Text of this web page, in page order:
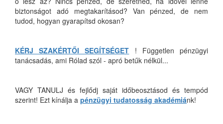
biztonságot adó megtakarításod? Van pénzed, de nem
tudod, hogyan gyarapítsd okosan?
KÉRJ SZAKÉRTŐI SEGÍTSÉGET ! Független pénzügyi
tanácsadás, ami Rólad szól - apró betűk nélkül...
VAGY TANULJ és fejlődj saját időbeosztásod és tempód
szerint! Ezt kínálja a pénzügyi tudatosság akadémiánk!